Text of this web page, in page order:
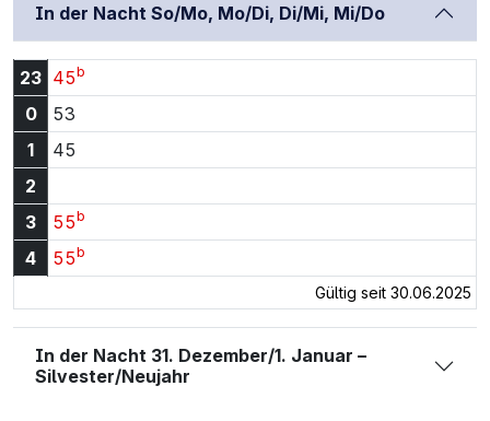
In der Nacht So/Mo, Mo/Di, Di/Mi, Mi/Do
23 45b
0
53
1
45
2
3
55b
4
55b
Gültig seit 30.06.2025
In der Nacht 31. Dezember/1. Januar –
Silvester/Neujahr